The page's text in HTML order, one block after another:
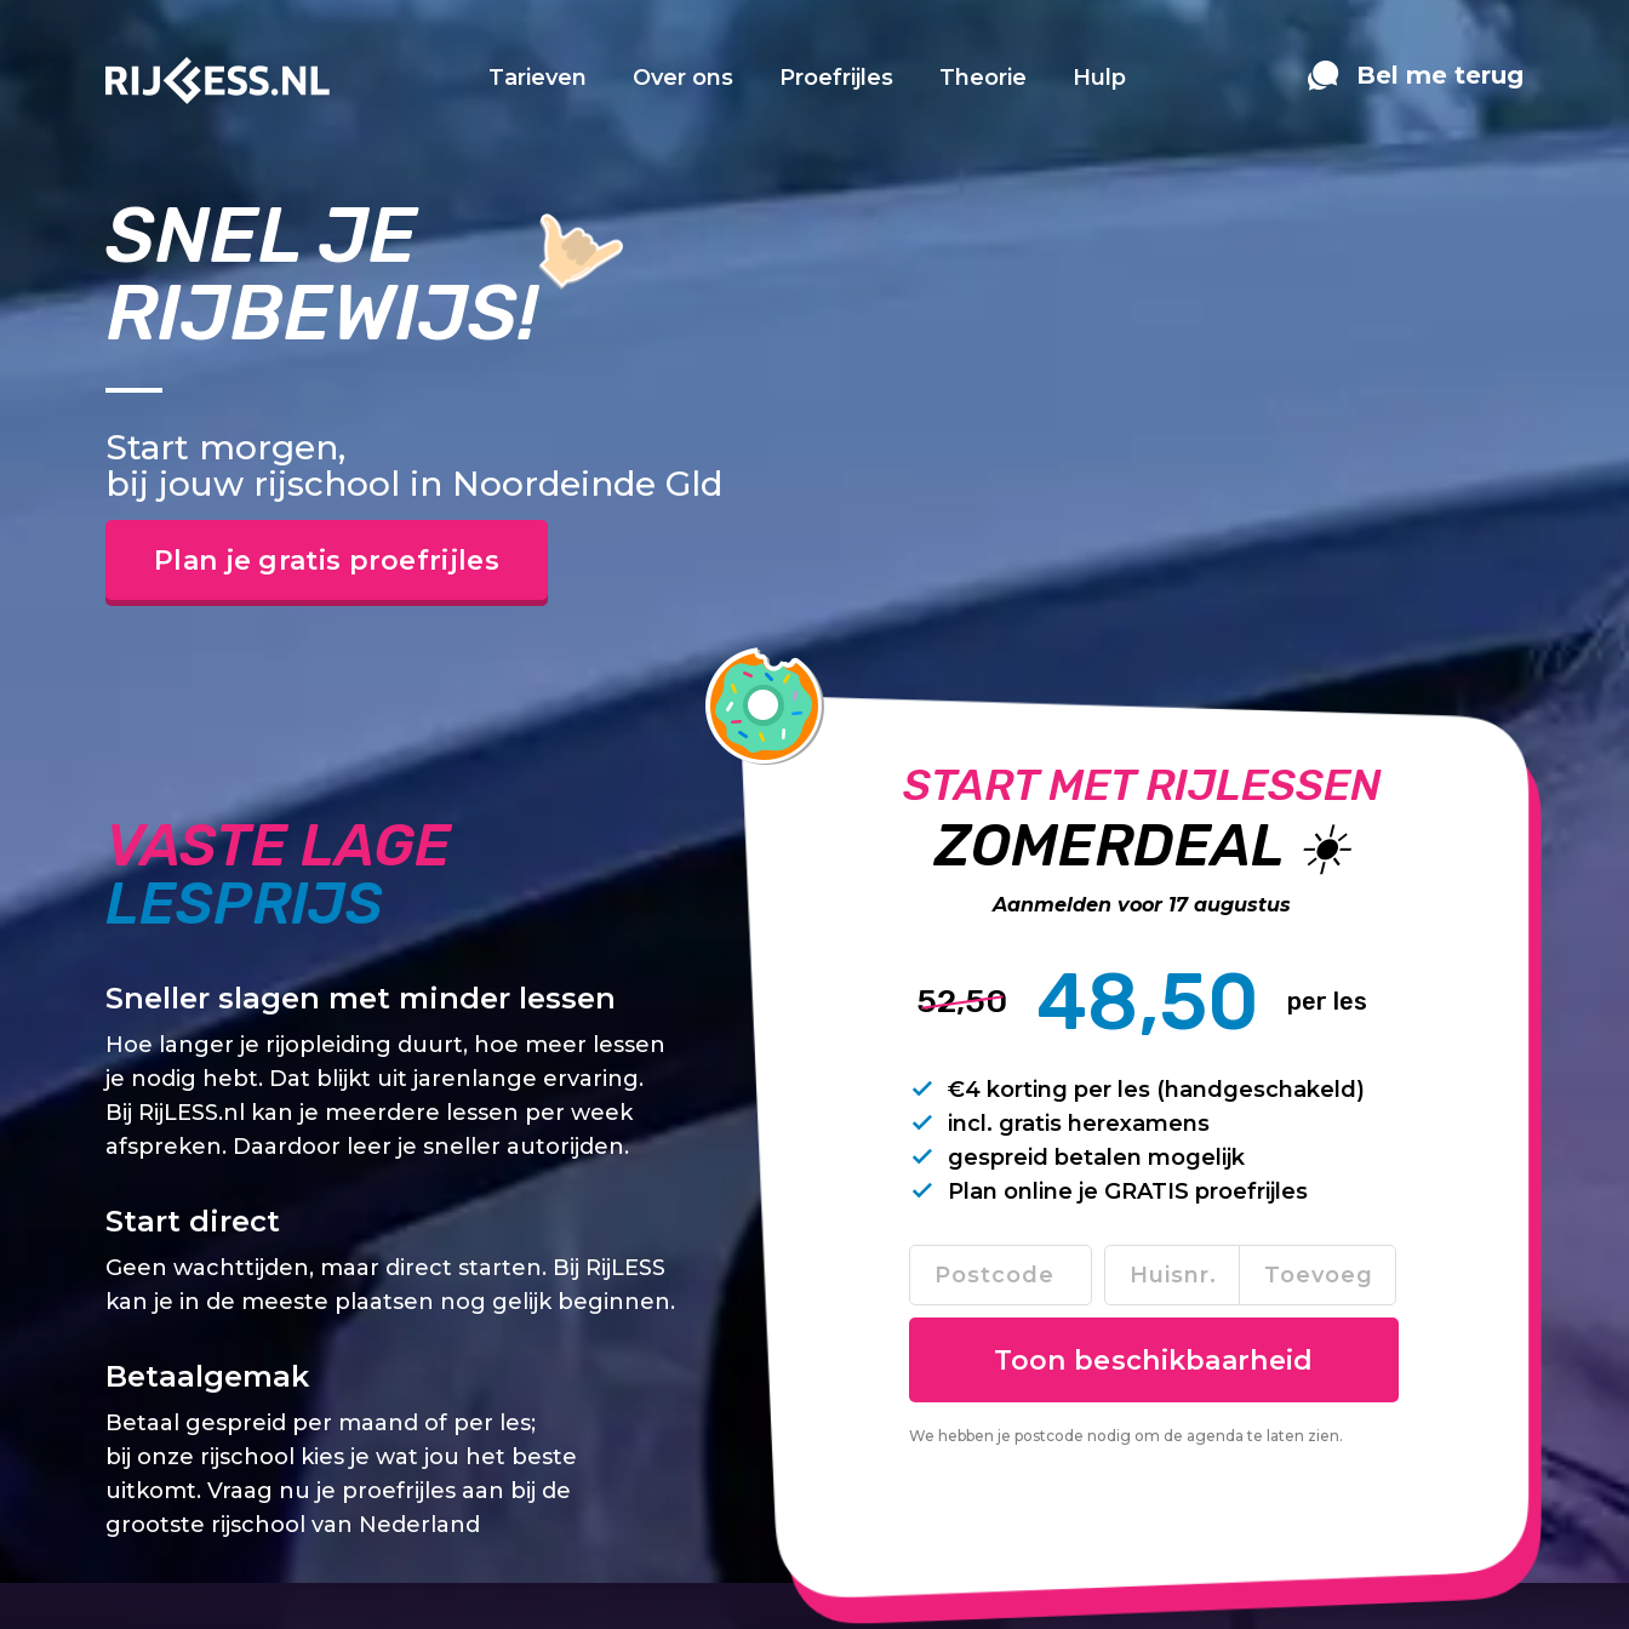
Tarieven Over ons Proefrijles Theorie Hulp Bel me terug
SNEL JE
RIJBEWIJS!
Start morgen,
bij jouw rijschool in Noordeinde Gld
Plan je gratis proefrijles
START MET RIJLESSEN
ZOMERDEAL ☀️
Aanmelden voor 17 augustus
52,50 48,50 per les
€4 korting per les (handgeschakeld)
incl. gratis herexamens
gespreid betalen mogelijk
Plan online je GRATIS proefrijles
We hebben je postcode nodig om de agenda te laten zien.
VASTE LAGE
LESPRIJS
Sneller slagen met minder lessen
Hoe langer je rijopleiding duurt, hoe meer lessen
je nodig hebt. Dat blijkt uit jarenlange ervaring.
Bij RijLESS.nl kan je meerdere lessen per week
afspreken. Daardoor leer je sneller autorijden.
Start direct
Geen wachttijden, maar direct starten. Bij RijLESS
kan je in de meeste plaatsen nog gelijk beginnen.
Betaalgemak
Betaal gespreid per maand of per les;
bij onze rijschool kies je wat jou het beste
uitkomt. Vraag nu je proefrijles aan bij de
grootste rijschool van Nederland